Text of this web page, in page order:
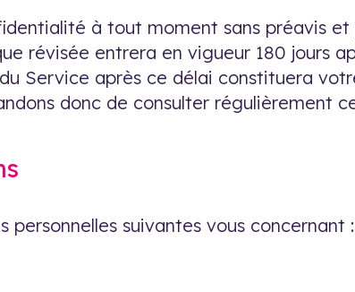
à tout moment sans préavis et
révisée entrera en vigueur 180 jours
Service après ce délai constituera
donc de consulter régulièrement
suivantes vous concernant :